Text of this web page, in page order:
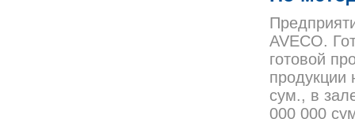
AVECO.
готовой
продукции
сум., в
000 000